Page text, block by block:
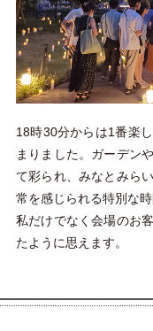
18時30分からは1番楽
まりました。ガーデン
て彩られ、みなとみら
常を感じられる特別な
私だけでなく会場のお
たように思えます。